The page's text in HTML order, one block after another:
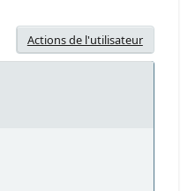
Actions de l'utilisateur